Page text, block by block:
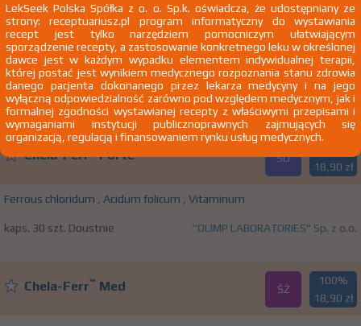
bromowa
7,78 zł
Calcium,Ferrous chloridum,Magnesium
prosz. krystaliczny
1 op. 1 kg
Wziewnie
Zakład Przeróbki Solanek Jodowo-Bromowych
"SALCO" M.Ścigalski, M.Piotrowska, E.Stopa Spółka
Jawna
Chela-Ferr Forte SD
18,90 zł
Ferrous chloridum , Acidum folicum , Vitaminum
kaps. 30 szt. Doustnie "OLIMP LABORATORIES" Sp. z o.o.
Chela-Ferr™ Med ŚŻ
100%
18,90 zł
LekSeek Polska Spółka z o. o. Sp.k. oświadcza, że udostępniany ze
strony: receptuariusz.pl program informatyczny do wystawiania
recept jest tylko narzędziem pomocniczym ułatwiającym
sporządzenie recepty, a zastosowanie konkretnego leku w określonej
dawce jest w każdym wypadku elementem indywidualnej terapii,
której postać jest wynikiem medycznego rozpoznania stanu zdrowia
danego pacjenta dokonanego przez lekarza medycyny i na jego
wyłączną odpowiedzialność zarówno pod względem medycznym, jak i
formalnej zgodności wystawianej recepty z właściwymi przepisami i
wymaganiami instytucji publicznoprawnych zajmujących się
organizacją, regulacją i finansowaniem rynku usług medycznych.